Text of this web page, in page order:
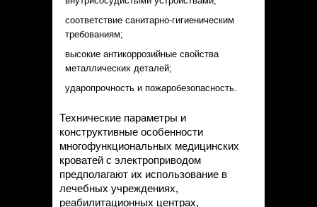
соответствие санитарно-гигиеническим
требованиям;
высокие антикоррозийные свойства
металлических деталей;
ударопрочность и пожаробезопасность.
Технические параметры и
конструктивные особенности
многофункциональных медицинских
кроватей с электроприводом
предполагают их использование в
лечебных учреждениях,
реабилитационных центрах,